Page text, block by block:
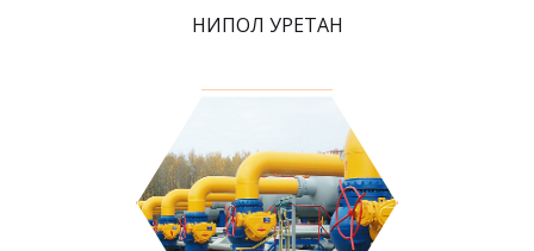
НИПОЛ УРЕТАН